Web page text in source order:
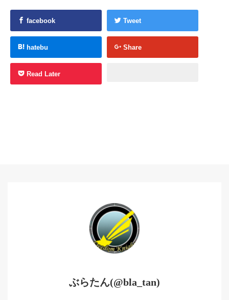
facebook Tweet
hatebu Share
Read Later
ぶらたん(@bla_tan)